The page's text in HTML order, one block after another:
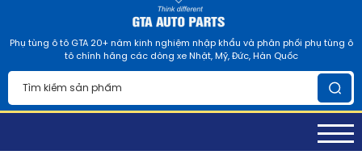
Phụ tùng ô tô GTA 20+ năm kinh nghiệm nhập khẩu và phân phối phụ tùng ô
tô chính hãng các dòng xe Nhật, Mỹ, Đức, Hàn Quốc